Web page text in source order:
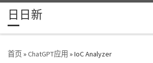
Skip to content
日日新
首页»ChatGPT应用 »IoC Analyzer